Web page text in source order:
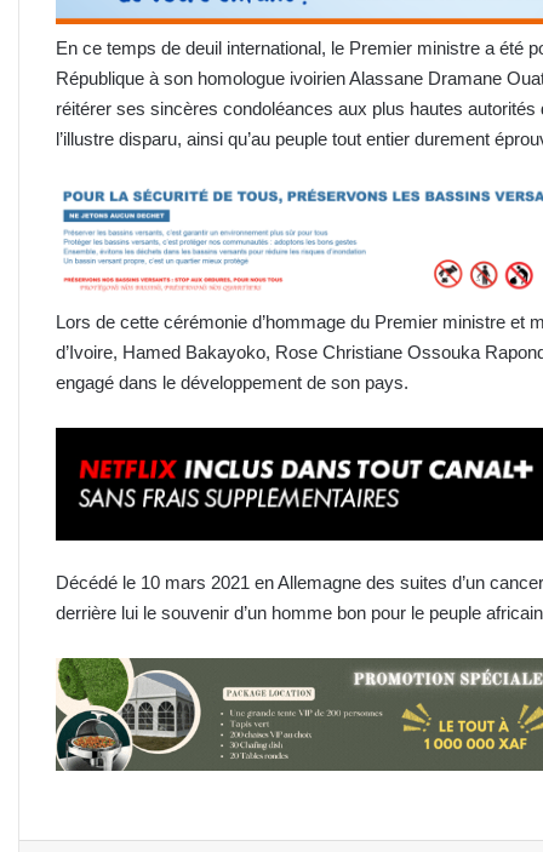
En ce temps de deuil international, le Premier ministre a été
République à son homologue ivoirien Alassane Dramane
réitérer ses sincères condoléances aux plus hautes autorités
l’illustre disparu, ainsi qu’au peuple tout entier durement
Lors de cette cérémonie d’hommage du Premier ministre et
d’Ivoire, Hamed Bakayoko, Rose Christiane Ossouka
engagé dans le développement de son pays.
Décédé le 10 mars 2021 en Allemagne des suites d’un
derrière lui le souvenir d’un homme bon pour le peuple